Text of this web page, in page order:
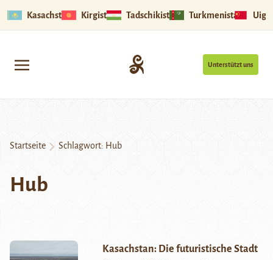
Kasachstan Kirgistan Tadschikistan Turkmenistan
Unterstützt uns
Startseite Schlagwort: Hub
Hub
Kasachstan: Die futuristische Stadt